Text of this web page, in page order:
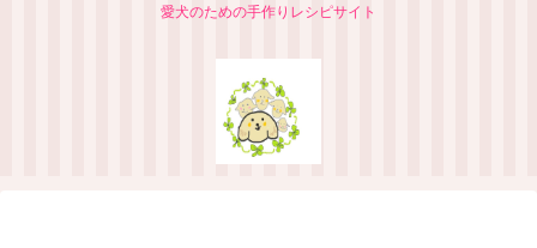
愛犬のための手作りレシピサイト